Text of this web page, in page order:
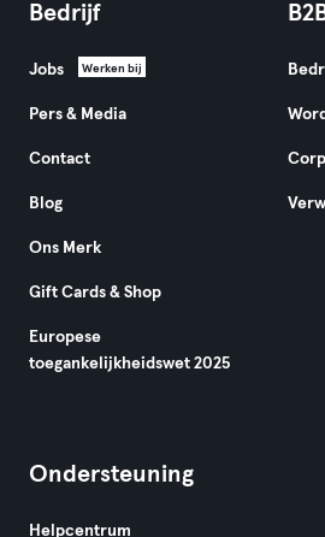
Bedrijf
Jobs Werken bij
Pers & Media
Contact
Blog
Ons Merk
Gift Cards & Shop
Europese
toegankelijkheidswet 2025
Ondersteuning
Helpcentrum